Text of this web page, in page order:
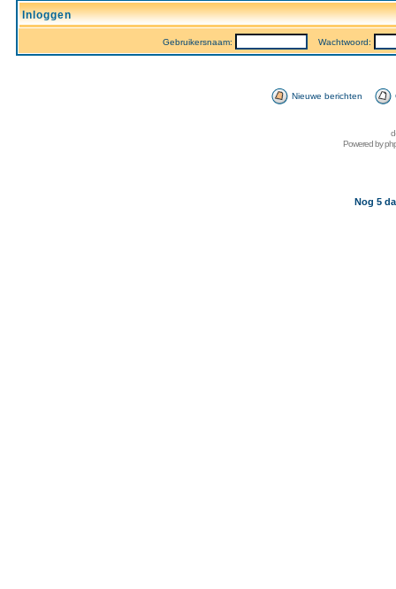
Inloggen
Gebruikersnaam: Wachtwoord:
Nieuwe berichten
Powered by
Nog 5